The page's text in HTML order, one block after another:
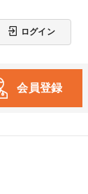
ログイン
会員登録